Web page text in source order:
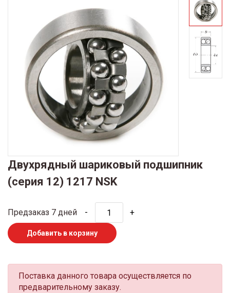
Двухрядный шариковый подшипник
(серия 12) 1217 NSK
Предзаказ 7 дней - +
Добавить в корзину
Поставка данного товара осуществляется по
предварительному заказу.